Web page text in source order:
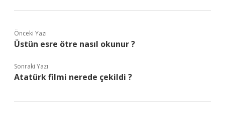
Önceki Yazı
Üstün esre ötre nasıl okunur ?
Sonraki Yazı
Atatürk filmi nerede çekildi ?